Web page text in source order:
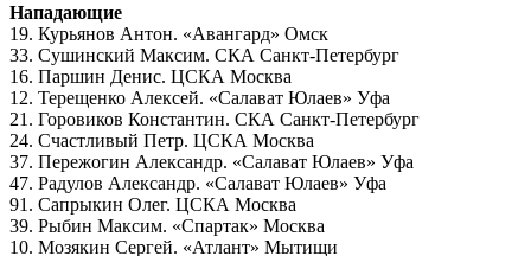
Нападающие
19. Курьянов Антон. «Авангард» Омск
33. Сушинский Максим. СКА Санкт-Петербург
16. Паршин Денис. ЦСКА Москва
12. Терещенко Алексей. «Салават Юлаев» Уфа
21. Горовиков Константин. СКА Санкт-Петербург
24. Счастливый Петр. ЦСКА Москва
37. Пережогин Александр. «Салават Юлаев» Уфа
47. Радулов Александр. «Салават Юлаев» Уфа
91. Сапрыкин Олег. ЦСКА Москва
39. Рыбин Максим. «Спартак» Москва
10. Мозякин Сергей. «Атлант» Мытищи